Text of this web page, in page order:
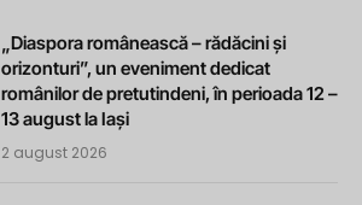
„Diaspora românească – rădăcini și
orizonturi”, un eveniment dedicat
românilor de pretutindeni, în perioada 12 –
13 august la Iași
2 august 2026